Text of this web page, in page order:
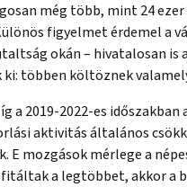
még több, mint 24
figyelmet érdemel a
okán – hivatalosan
többen költöznek
2019-2022-es
aktivitás általános
mozgások mérlege a
a legtöbbet, akkor